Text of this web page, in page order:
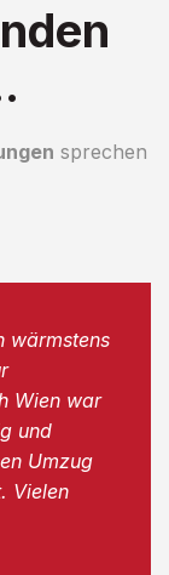
sprechen
wärmstens
Wien war
und
Umzug
Vielen